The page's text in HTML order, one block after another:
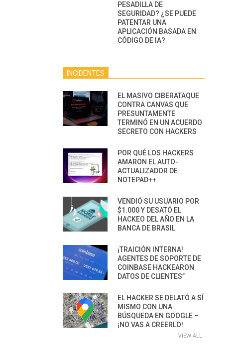
PESADILLA DE
SEGURIDAD? ¿SE PUEDE
PATENTAR UNA
APLICACIÓN BASADA EN
CÓDIGO DE IA?
INCIDENTES
EL MASIVO CIBERATAQUE
CONTRA CANVAS QUE
PRESUNTAMENTE
TERMINÓ EN UN ACUERDO
SECRETO CON HACKERS
POR QUÉ LOS HACKERS
AMARON EL AUTO-
ACTUALIZADOR DE
NOTEPAD++
VENDIÓ SU USUARIO POR
$1.000 Y DESATÓ EL
HACKEO DEL AÑO EN LA
BANCA DE BRASIL
¡TRAICIÓN INTERNA!
AGENTES DE SOPORTE DE
COINBASE HACKEARON
DATOS DE CLIENTES”
EL HACKER SE DELATÓ A SÍ
MISMO CON UNA
BÚSQUEDA EN GOOGLE –
¡NO VAS A CREERLO!
VIEW ALL